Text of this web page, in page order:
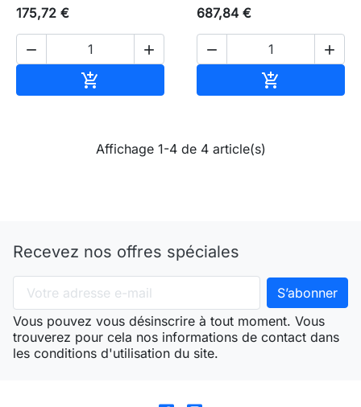
175,72 €
 

687,84 €
 

Affichage 1-4 de 4 article(s)
Recevez nos offres spéciales
Vous pouvez vous désinscrire à tout moment. Vous
trouverez pour cela nos informations de contact dans
les conditions d'utilisation du site.